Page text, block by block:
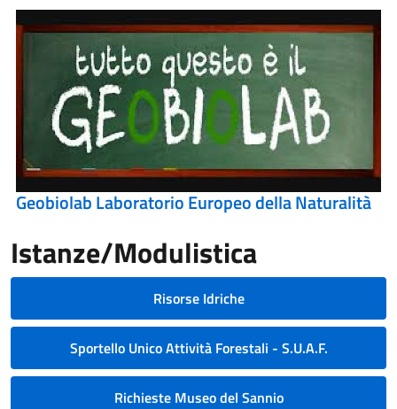
Geobiolab Laboratorio Europeo della Naturalità
Istanze/Modulistica
Risorse Idriche
Sportello Unico Attività Forestali - S.U.A.F.
Richieste Museo del Sannio